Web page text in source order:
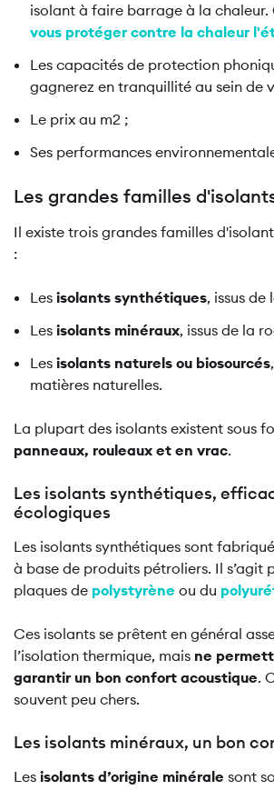
isolant à faire barrage à la chaleur.
vous protéger contre la chaleur
Les capacités de protection
gagnerez en tranquillité au sein de
Le prix au m2 ;
Ses performances
Les grandes familles
Il existe trois grandes familles
:
Les isolants synthétiques, issus
Les isolants minéraux, issus de la
Les isolants naturels ou biosourcés
matières naturelles.
La plupart des isolants existent sous
panneaux, rouleaux et en vrac.
Les isolants synthétiques,
écologiques
Les isolants synthétiques sont
à base de produits pétroliers. Il s’agit
plaques de polystyrène ou du
Ces isolants se prêtent en général
l’isolation thermique, mais ne
garantir un bon confort acoustique.
souvent peu chers.
Les isolants minéraux, un bon
Les isolants d’origine minérale sont